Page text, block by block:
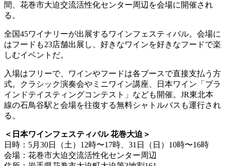
間、花巻市大迫交流活性化センター周辺を会場に開催され
る。
全国45ワイナリーが出展するワインフェスティバル。会場に
はフードも23店舗出展し、好きなワインを好きなフードで楽
しむイベントだ。
入場はフリーで、ワインやフードは各ブースで直接支払う方
式。クラシック演奏会やミニワイン講座、日本ワイン「ブラ
インドテイスティングコンテスト」なども開催。JR東北本
線の石鳥谷駅と会場を往復する無料シャトルバスも運行され
る。
＜日本ワインフェスティバル 花巻大迫＞
日時：5月30日（土）12時〜17時、31日（日）10時〜16時
会場：花巻市大迫交流活性化センター周辺